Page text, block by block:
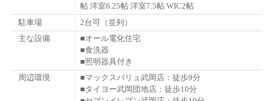
帖 洋室6.25帖 洋室7.5帖 WIC2帖
駐車場
2台可（並列）
主な設備
■オール電化住宅
■食洗器
■照明器具付き
周辺環境
■マックスバリュ武岡店：徒歩9分
■タイヨー武岡団地店：徒歩10分